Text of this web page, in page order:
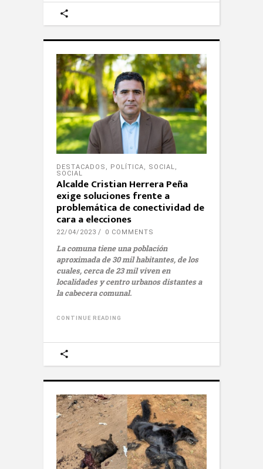
DESTACADOS , POLÍTICA, SOCIAL,
SOCIAL
Alcalde Cristian Herrera Peña
exige soluciones frente a
problemática de conectividad de
cara a elecciones
22/04/2023 0 COMMENTS
La comuna tiene una población
aproximada de 30 mil habitantes, de los
cuales, cerca de 23 mil viven en
localidades y centro urbanos distantes a
la cabecera comunal.
CONTINUE READING